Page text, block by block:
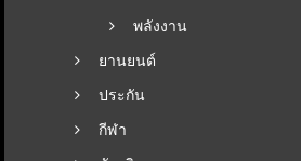
พลังงาน
ยานยนต์
ประกัน
กีฬา